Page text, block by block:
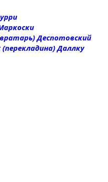
Деспотовский
Даллку